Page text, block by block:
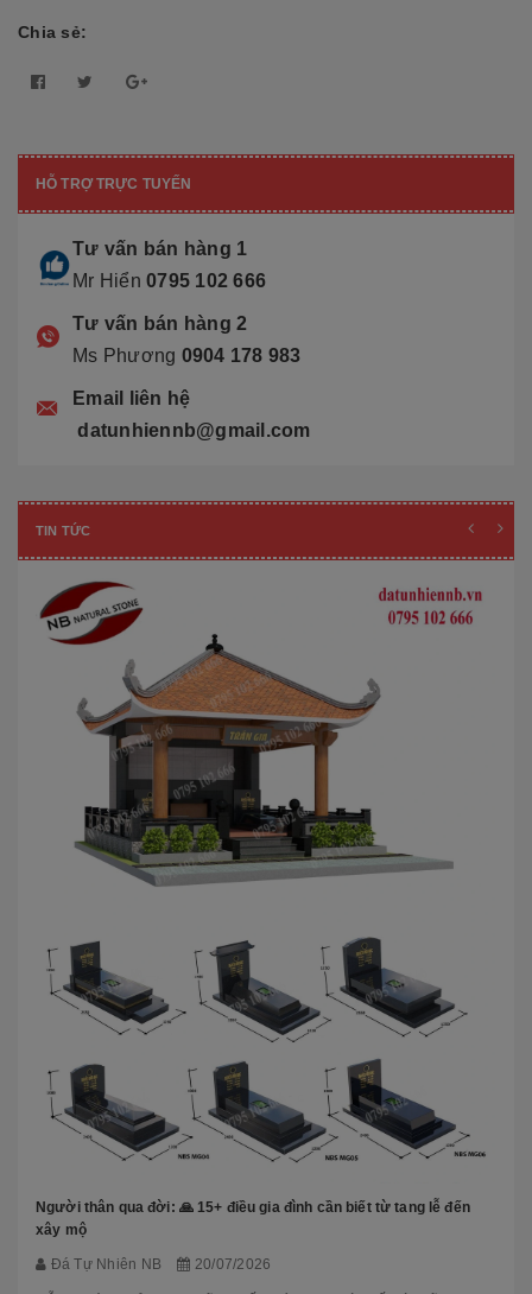
Chia sẻ:
HỖ TRỢ TRỰC TUYẾN
Tư vấn bán hàng 1
Mr Hiển 0795 102 666
Tư vấn bán hàng 2
Ms Phương 0904 178 983
Email liên hệ
datunhiennb@gmail.com
TIN TỨC
Người thân qua đời: 🙏 15+ điều gia đình cần biết từ tang lễ đến
xây mộ
Đá Tự Nhiên NB 20/07/2026